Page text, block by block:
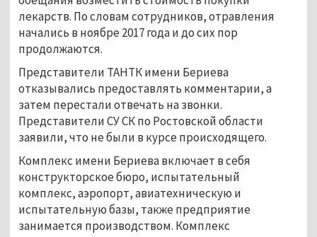
лекарств. По словам сотрудников, отравления
начались в ноябре 2017 года и до сих пор
продолжаются.
Представители ТАНТК имени Бериева
отказывались предоставлять комментарии, а
затем перестали отвечать на звонки.
Представители СУ СК по Ростовской области
заявили, что не были в курсе происходящего.
Комплекс имени Бериева включает в себя
конструкторское бюро, испытательный
комплекс, аэропорт, авиатехническую и
испытательную базы, также предприятие
занимается производством. Комплекс